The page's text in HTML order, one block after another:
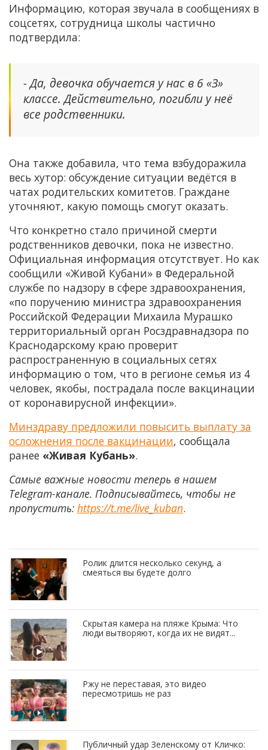
Информацию, которая звучала в сообщениях в
соцсетях, сотрудница школы частично
подтвердила:
- Да, девочка обучается у нас в 6 «З»
классе. Действительно, погибли у неё
все родственники.
Она также добавила, что тема взбудоражила
весь хутор: обсуждение ситуации ведётся в
чатах родительских комитетов. Граждане
уточняют, какую помощь смогут оказать.
Что конкретно стало причиной смерти
родственников девочки, пока не известно.
Официальная информация отсутствует. Но как
сообщили «Живой Кубани» в Федеральной
службе по надзору в сфере здравоохранения,
«по поручению министра здравоохранения
Российской Федерации Михаила Мурашко
территориальный орган Росздравнадзора по
Краснодарскому краю проверит
распространенную в социальных сетях
информацию о том, что в регионе семья из 4
человек, якобы, пострадала после вакцинации
от коронавирусной инфекции».
Минздраву предложили повысить выплату за
осложнения после вакцинации, сообщала
ранее «Живая Кубань».
Самые важные новости теперь в нашем
Telegram-канале. Подписывайтесь, чтобы не
пропустить: https://t.me/live_kuban.
Ролик длится несколько секунд, а
смеяться вы будете долго
Скрытая камера на пляже Крыма: Что
люди вытворяют, когда их не видят...
Ржу не переставая, это видео
пересмотришь не раз
Публичный удар Зеленскому от Кличко: